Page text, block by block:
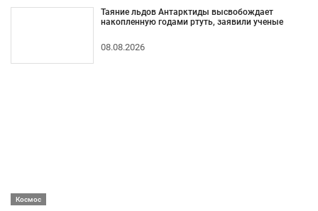
Таяние льдов Антарктиды высвобождает
накопленную годами ртуть, заявили ученые
08.08.2026
Космос